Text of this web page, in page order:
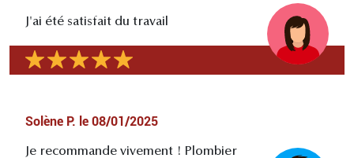
J'ai été satisfait du travail
Solène P. le 08/01/2025
Je recommande vivement ! Plombier